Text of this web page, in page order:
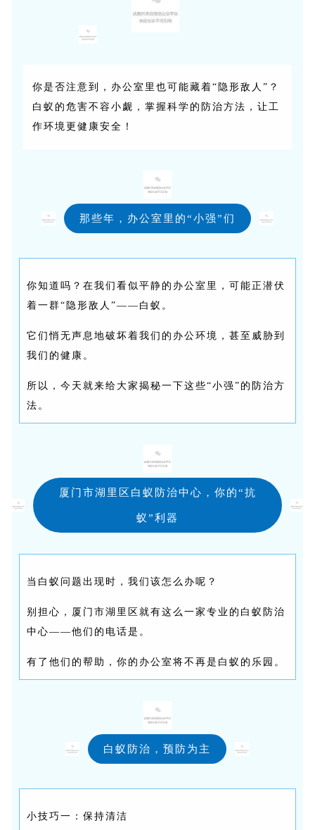
你是否注意到，办公室里也可能藏着“隐形敌人”？
白蚁的危害不容小觑，掌握科学的防治方法，让工
作环境更健康安全！
那些年，办公室里的“小强”们
你知道吗？在我们看似平静的办公室里，可能正潜伏
着一群“隐形敌人”——白蚁。
它们悄无声息地破坏着我们的办公环境，甚至威胁到
我们的健康。
所以，今天就来给大家揭秘一下这些“小强”的防治方
法。
厦门市湖里区白蚁防治中心，你的“抗
蚁”利器
当白蚁问题出现时，我们该怎么办呢？
别担心，厦门市湖里区就有这么一家专业的白蚁防治
中心——他们的电话是 。
有了他们的帮助，你的办公室将不再是白蚁的乐园。
白蚁防治，预防为主
小技巧一：保持清洁